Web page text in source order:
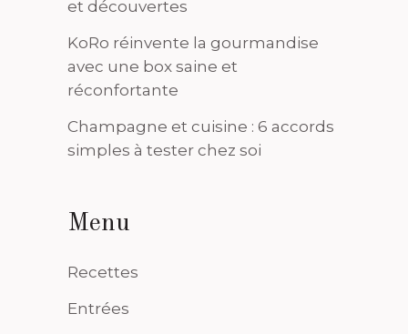
et découvertes
KoRo réinvente la gourmandise
avec une box saine et
réconfortante
Champagne et cuisine : 6 accords
simples à tester chez soi
Menu
Recettes
Entrées